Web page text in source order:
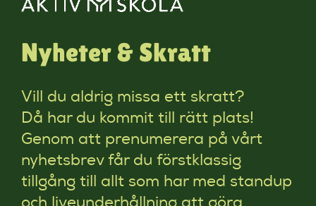
Nyheter & Skratt
Vill du aldrig missa ett skratt?
Då har du kommit till rätt plats!
Genom att prenumerera på vårt
nyhetsbrev får du förstklassig
tillgång till allt som har med standup